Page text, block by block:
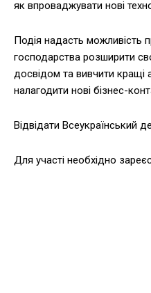
як впроваджувати нові
Подія надасть можливість
господарства розширити
досвідом та вивчити кращі
налагодити нові бізнес-
Відвідати Всеукраїнський
Для участі необхідно